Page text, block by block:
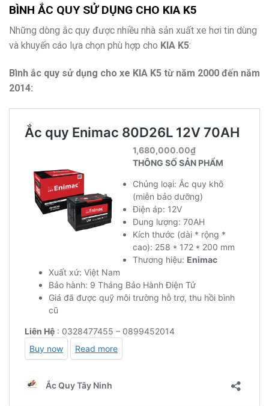
BÌNH ẮC QUY SỬ DỤNG CHO KIA K5
Những dòng ắc quy được nhiều nhà sản xuất xe hơi tin dùng
và khuyến cáo lựa chọn phù hợp cho KIA K5:
Bình ắc quy sử dụng cho xe KIA K5 từ năm 2000 đến năm
2014: